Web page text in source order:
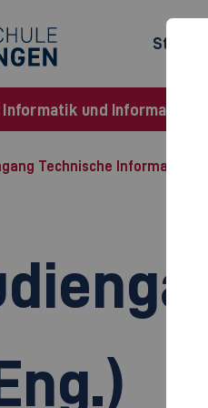
und
Technische Informatik